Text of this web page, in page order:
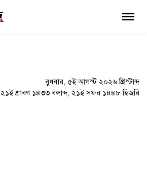
বুধবার, ৫ই আগস্ট ২০২৬ খ্রিস্টাব্দ
২১ই শ্রাবণ ১৪৩৩ বঙ্গাব্দ, ২১ই সফর ১৪৪৮ হিজরি
×